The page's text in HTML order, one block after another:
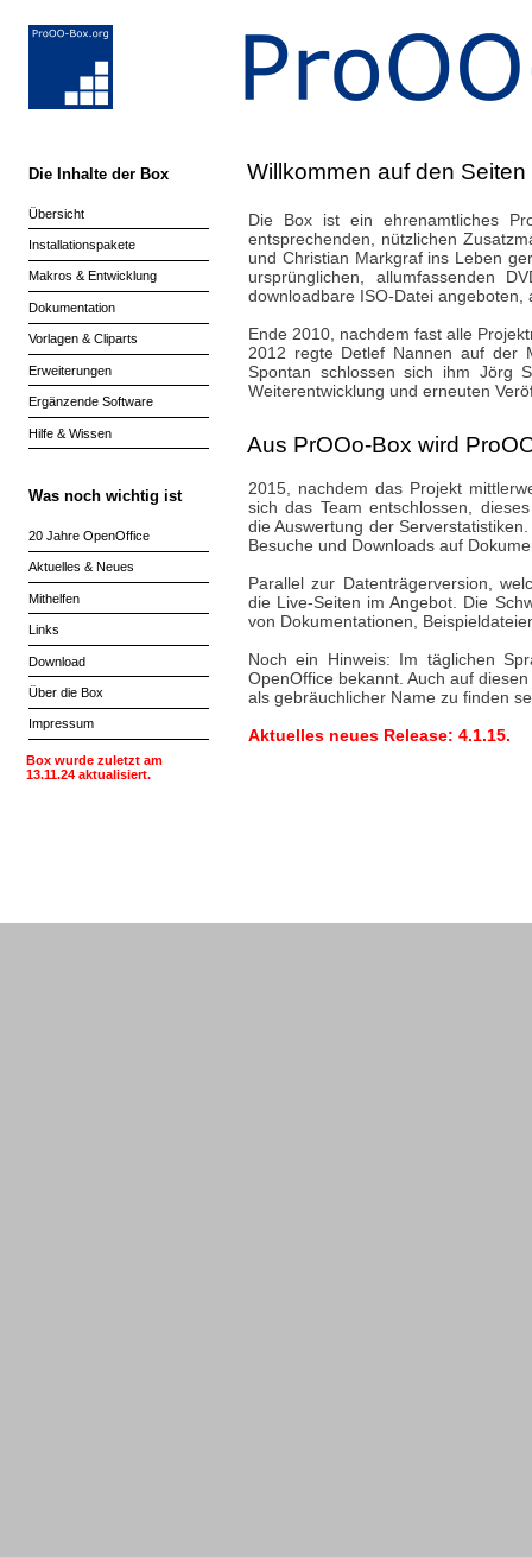
Die Inhalte der Box
Übersicht
Installationspakete
Makros & Entwicklung
Dokumentation
Vorlagen & Cliparts
Erweiterungen
Ergänzende Software
Hilfe & Wissen
Was noch wichtig ist
20 Jahre OpenOffice
Aktuelles & Neues
Mithelfen
Links
Download
Über die Box
Impressum
Box wurde zuletzt am
13.11.24 aktualisiert.
Willkommen auf den
Die Box ist ein ehrenamtliches
entsprechenden, nützlichen
und Christian Markgraf ins Leben
ursprünglichen, allumfassenden
downloadbare ISO-Datei
Ende 2010, nachdem fast alle
2012 regte Detlef Nannen auf der
Spontan schlossen sich ihm Jörg
Weiterentwicklung und erneuten
Aus PrOOo-Box wird
2015, nachdem das Projekt
sich das Team entschlossen,
die Auswertung der
Besuche und Downloads auf
Parallel zur Datenträgerversion,
die Live-Seiten im Angebot. Die
von Dokumentationen,
Noch ein Hinweis: Im täglichen
OpenOffice bekannt. Auch auf
als gebräuchlicher Name zu finden
Aktuelles neues Release: 4.1.15.